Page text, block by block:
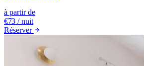
à partir de
€73 / nuit
Réserver